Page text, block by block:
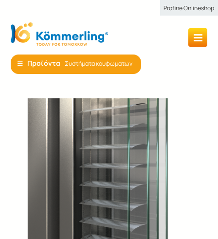
Profine Onlineshop
Προϊόντα Συστήματα κουφωματων